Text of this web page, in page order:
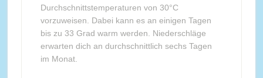
Durchschnittstemperaturen von 30°C
vorzuweisen. Dabei kann es an einigen Tagen
bis zu 33 Grad warm werden. Niederschläge
erwarten dich an durchschnittlich sechs Tagen
im Monat.